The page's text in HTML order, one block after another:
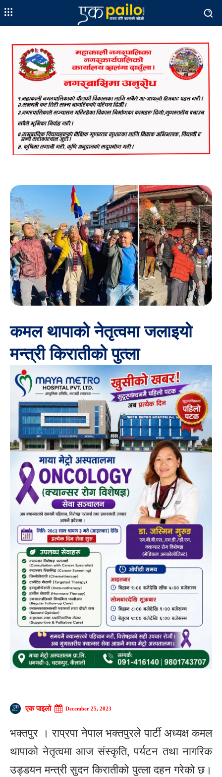
कमल थापाको नेतृत्वमा जलाइयो
मन्त्री किरातीको पुत्ला
एक पाइलो December 25, 2023
भक्तपुर । राप्रपा नेपाल भक्तपुरले पार्टी अध्यक्ष कमल
थापाको नेतृत्वमा आज संस्कृति, पर्यटन तथा नागरिक
उड्डयन मन्त्री सुदन किरातीको पुत्ला दहन गरेको छ।